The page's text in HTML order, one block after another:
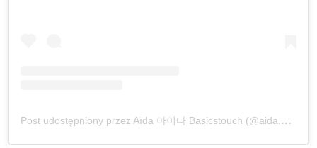
Post udostępniony przez Aïda 아이다 Basicstouch (@aida.bdji)